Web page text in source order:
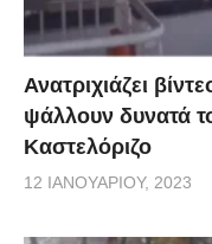
Ανατριχιάζει
ψάλλουν δυνατά
Καστελόριζο
12 ΙΑΝΟΥΑΡΊΟΥ, 2023